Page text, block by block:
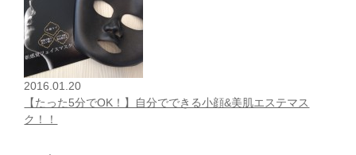
2016.01.20
【たった5分でOK！】自分でできる小顔&美肌エステマス
ク！！